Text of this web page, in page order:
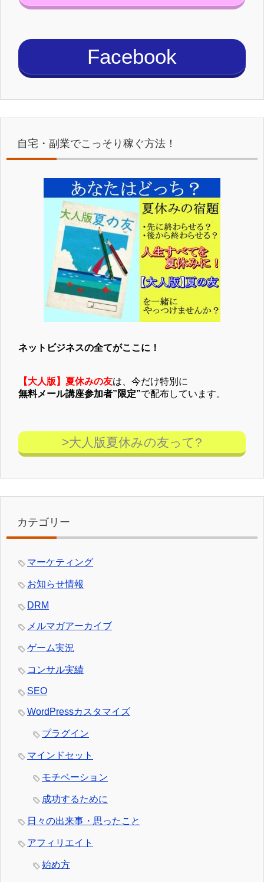
Facebook
自宅・副業でこっそり稼ぐ方法！
ネットビジネスの全てがここに！
【大人版】夏休みの友は、今だけ特別に
無料メール講座参加者”限定”で配布しています。
>大人版夏休みの友って?
カテゴリー
マーケティング
お知らせ情報
DRM
メルマガアーカイブ
ゲーム実況
コンサル実績
SEO
WordPressカスタマイズ
プラグイン
マインドセット
モチベーション
成功するために
日々の出来事・思ったこと
アフィリエイト
始め方